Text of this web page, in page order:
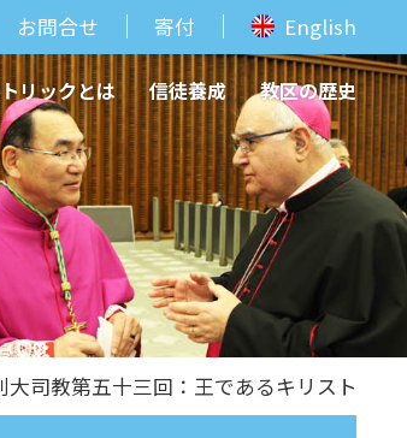
お問合せ 寄付 English
リックとは 信徒養成 教区の歴史
大司教第五十三回：王であるキリスト